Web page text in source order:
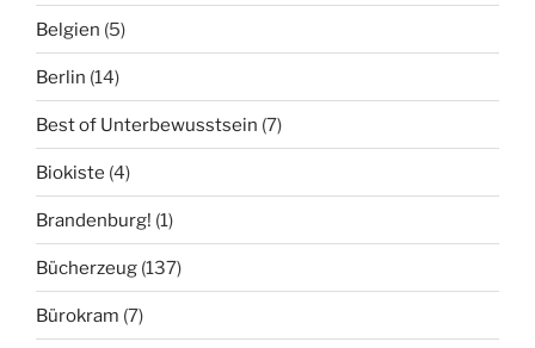
Belgien (5)
Berlin (14)
Best of Unterbewusstsein (7)
Biokiste (4)
Brandenburg! (1)
Bücherzeug (137)
Bürokram (7)